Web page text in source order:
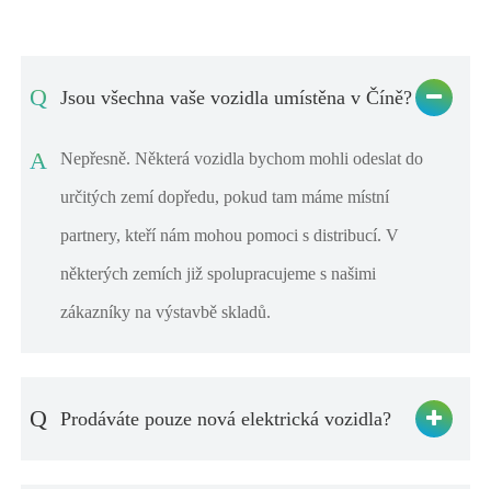
Q Jsou všechna vaše vozidla umístěna v Číně?
A Nepřesně. Některá vozidla bychom mohli odeslat do
určitých zemí dopředu, pokud tam máme místní
partnery, kteří nám mohou pomoci s distribucí. V
některých zemích již spolupracujeme s našimi
zákazníky na výstavbě skladů.
Q Prodáváte pouze nová elektrická vozidla?